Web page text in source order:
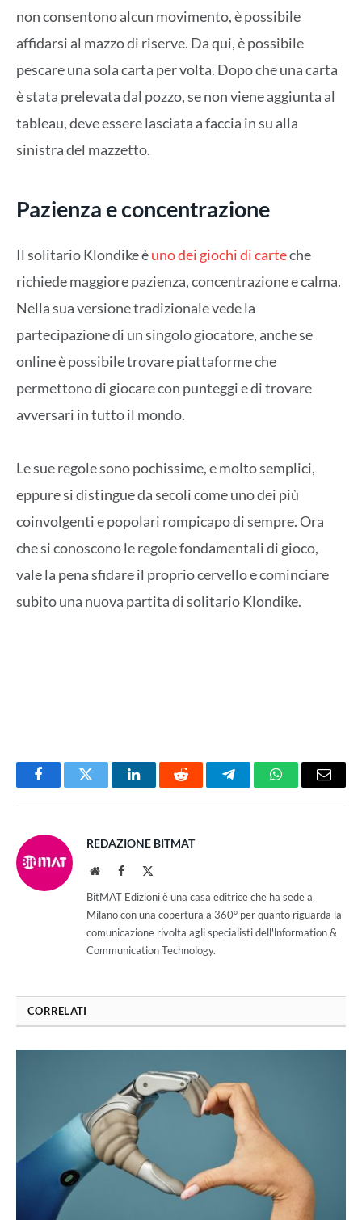
non consentono alcun movimento, è possibile
affidarsi al mazzo di riserve. Da qui, è possibile
pescare una sola carta per volta. Dopo che una carta
è stata prelevata dal pozzo, se non viene aggiunta al
tableau, deve essere lasciata a faccia in su alla
sinistra del mazzetto.
Pazienza e concentrazione
Il solitario Klondike èuno dei giochi di carteche
richiede maggiore pazienza, concentrazione e calma.
Nella sua versione tradizionale vede la
partecipazione di un singolo giocatore, anche se
online è possibile trovare piattaforme che
permettono di giocare con punteggi e di trovare
avversari in tutto il mondo.
Le sue regole sono pochissime, e molto semplici,
eppure si distingue da secoli come uno dei più
coinvolgenti e popolari rompicapo di sempre. Ora
che si conoscono le regole fondamentali di gioco,
vale la pena sfidare il proprio cervello e cominciare
subito una nuova partita di solitario Klondike.
FacebookTwitter LinkedInReddit TelegramWhatsAppEmail
REDAZIONE BITMAT
WebsiteFacebook
BitMAT Edizioni è una casa editrice che ha sede a
Milano con una copertura a 360° per quanto riguarda la
comunicazione rivolta agli specialisti dell'lnformation &
Communication Technology.
CORRELATI